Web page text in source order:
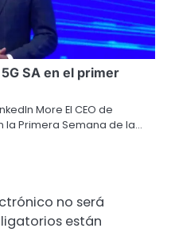
SA en el primer
More El CEO de
la Primera Semana de la…
no será
están